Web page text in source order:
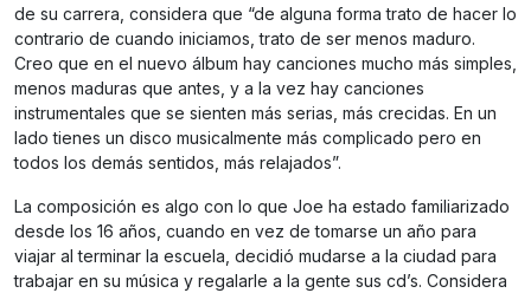
de su carrera, considera que “de alguna forma trato de hacer lo
contrario de cuando iniciamos, trato de ser menos maduro.
Creo que en el nuevo álbum hay canciones mucho más simples,
menos maduras que antes, y a la vez hay canciones
instrumentales que se sienten más serias, más crecidas. En un
lado tienes un disco musicalmente más complicado pero en
todos los demás sentidos, más relajados”.
La composición es algo con lo que Joe ha estado familiarizado
desde los 16 años, cuando en vez de tomarse un año para
viajar al terminar la escuela, decidió mudarse a la ciudad para
trabajar en su música y regalarle a la gente sus cd’s. Considera